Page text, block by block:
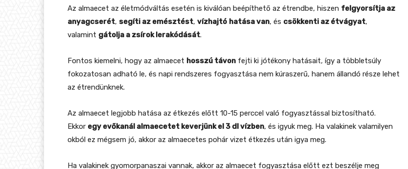
Az almaecet az életmódváltás esetén is kiválóan beépíthető az étrendbe, hiszen felgyorsítja az
anyagcserét, segíti az emésztést, vízhajtó hatása van, és csökkenti az étvágyat,
valamint gátolja a zsírok lerakódását.
Fontos kiemelni, hogy az almaecet hosszú távon fejti ki jótékony hatásait, így a többletsúly
fokozatosan adható le, és napi rendszeres fogyasztása nem kúraszerű, hanem állandó része lehet
az étrendünknek.
Az almaecet legjobb hatása az étkezés előtt 10-15 perccel való fogyasztással biztosítható.
Ekkor egy evőkanál almaecetet keverjünk el 3 dl vízben, és igyuk meg. Ha valakinek valamilyen
okból ez mégsem jó, akkor az almaecetes pohár vizet étkezés után igya meg.
Ha valakinek gyomorpanaszai vannak, akkor az almaecet fogyasztása előtt ezt beszélje meg